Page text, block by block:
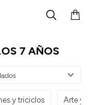
7 AÑOS
y triciclos Arte y